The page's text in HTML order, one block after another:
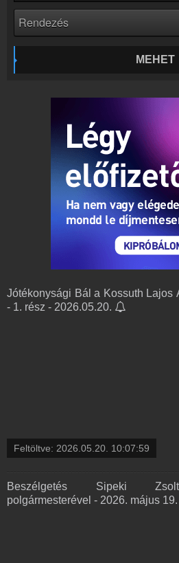
MEHET
Jótékonysági Bál a Kossuth Lajos
- 1. rész - 2026.05.20.
Feltöltve: 2026.05.20. 10:07:59
Beszélgetés Sipeki
polgármesterével - 2026. május